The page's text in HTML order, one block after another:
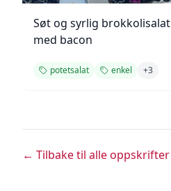
Søt og syrlig brokkolisalat
med bacon
potetsalat enkel +3
← Tilbake til alle oppskrifter